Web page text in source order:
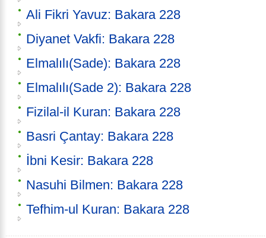
Ali Fikri Yavuz: Bakara 228
Diyanet Vakfi: Bakara 228
Elmalılı(Sade): Bakara 228
Elmalılı(Sade 2): Bakara 228
Fizilal-il Kuran: Bakara 228
Basri Çantay: Bakara 228
İbni Kesir: Bakara 228
Nasuhi Bilmen: Bakara 228
Tefhim-ul Kuran: Bakara 228